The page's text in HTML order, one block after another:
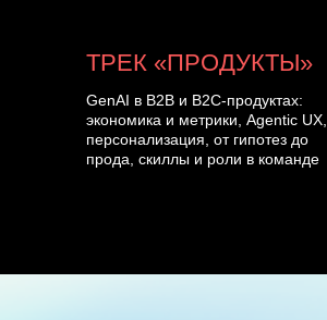
ТРЕК «ПРОДУКТЫ»
GenAI в B2B и B2C-продуктах:
экономика и метрики, Agentic UX,
персонализация, от гипотез до
прода, скиллы и роли в команде